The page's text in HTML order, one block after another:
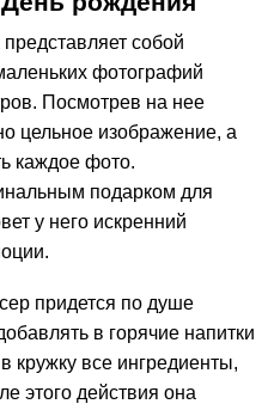
собой
фотографий
Посмотрев на нее
цельное изображение, а
каждое фото.
подарком для
у него искренний
придется по душе
в горячие напитки
кружку все ингредиенты,
этого действия она